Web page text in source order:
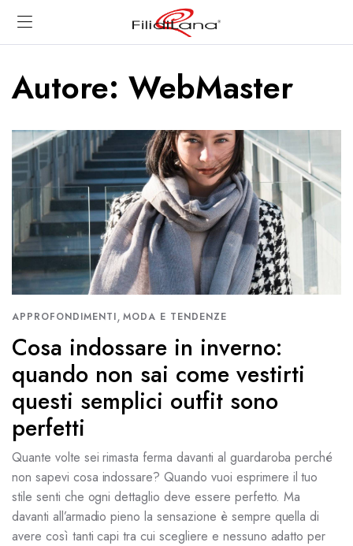
Autore: WebMaster
APPROFONDIMENTI, MODA E TENDENZE
Cosa indossare in inverno:
quando non sai come vestirti
questi semplici outfit sono
perfetti
Quante volte sei rimasta ferma davanti al guardaroba perché
non sapevi cosa indossare? Quando vuoi esprimere il tuo
stile senti che ogni dettaglio deve essere perfetto. Ma
davanti all’armadio pieno la sensazione è sempre quella di
avere così tanti capi tra cui scegliere e nessuno adatto per